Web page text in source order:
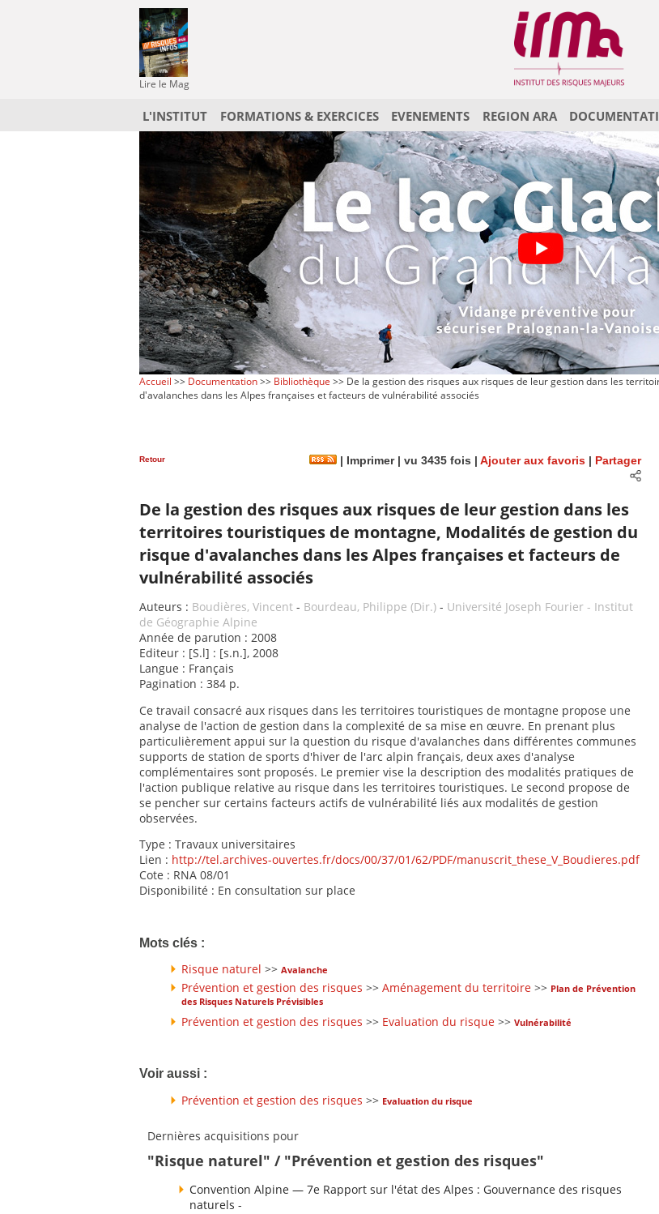
Lire le Mag
L'INSTITUT FORMATIONS & EXERCICES EVENEMENTS REGION ARA
Accueil >> Documentation>> Bibliothèque >> De la gestion des risques aux risques de leur gestion dans les
d'avalanches dans les Alpes françaises et facteurs de vulnérabilité associés
Retour Imprimer| vu 3435 fois | Ajouter aux favoris Partager
De la gestion des risques aux risques de leur gestion dans les
territoires touristiques de montagne, Modalités de gestion du
risque d'avalanches dans les Alpes françaises et facteurs de
vulnérabilité associés
Auteurs : Boudières, Vincent - Bourdeau, Philippe (Dir.) - Université Joseph Fourier - Institut
de Géographie Alpine
Année de parution : 2008
Editeur : [S.l] : [s.n.], 2008
Langue : Français
Pagination : 384 p.
Ce travail consacré aux risques dans les territoires touristiques de montagne propose une
analyse de l'action de gestion dans la complexité de sa mise en œuvre. En prenant plus
particulièrement appui sur la question du risque d'avalanches dans différentes communes
supports de station de sports d'hiver de l'arc alpin français, deux axes d'analyse
complémentaires sont proposés. Le premier vise la description des modalités pratiques de
l'action publique relative au risque dans les territoires touristiques. Le second propose de
se pencher sur certains facteurs actifs de vulnérabilité liés aux modalités de gestion
observées.
Type : Travaux universitaires
Lien : http://tel.archives-ouvertes.fr/docs/00/37/01/62/PDF/manuscrit_these_V_Boudieres.pdf
Cote : RNA 08/01
Disponibilité : En consultation sur place
Mots clés :
Risque naturel >> Avalanche
Prévention et gestion des risques >> Aménagement du territoire >> Plan de Prévention
des Risques Naturels Prévisibles
Prévention et gestion des risques >> Evaluation du risque >> Vulnérabilité
Voir aussi :
Prévention et gestion des risques >> Evaluation du risque
Dernières acquisitions pour
"Risque naturel" / "Prévention et gestion des risques"
Convention Alpine — 7e Rapport sur l'état des Alpes : Gouvernance des risques
naturels -